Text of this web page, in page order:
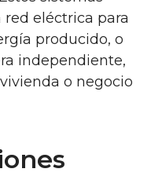
eléctrica para
producido, o
independiente,
o negocio